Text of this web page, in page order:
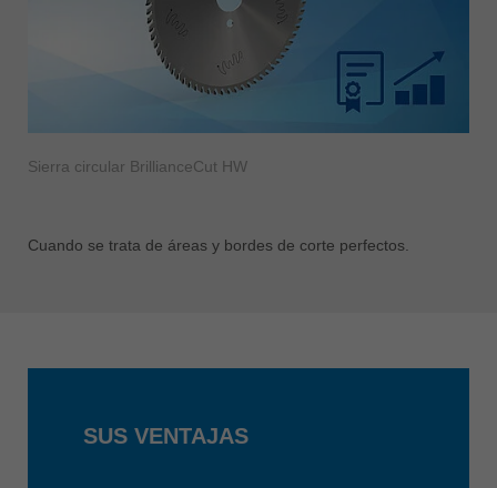
Sierra circular BrillianceCut HW
Cuando se trata de áreas y bordes de corte perfectos.
SUS VENTAJAS